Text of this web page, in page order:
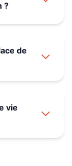
?
de
vie